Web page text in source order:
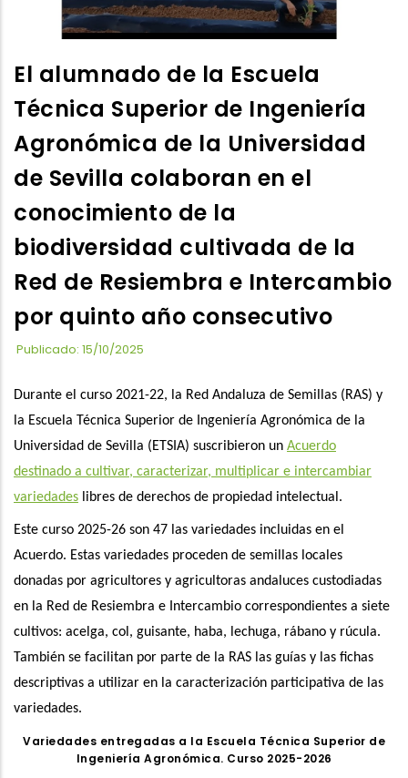
El alumnado de la Escuela
Técnica Superior de Ingeniería
Agronómica de la Universidad
de Sevilla colaboran en el
conocimiento de la
biodiversidad cultivada de la
Red de Resiembra e Intercambio
por quinto año consecutivo
Publicado: 15/10/2025
Durante el curso 2021-22, la Red Andaluza de Semillas (RAS) y
la Escuela Técnica Superior de Ingeniería Agronómica de la
Universidad de Sevilla (ETSIA) suscribieron un Acuerdo
destinado a cultivar, caracterizar, multiplicar e intercambiar
variedades libres de derechos de propiedad intelectual.
Este curso 2025-26 son 47 las variedades incluidas en el
Acuerdo. Estas variedades proceden de semillas locales
donadas por agricultores y agricultoras andaluces custodiadas
en la Red de Resiembra e Intercambio correspondientes a siete
cultivos: acelga, col, guisante, haba, lechuga, rábano y rúcula.
También se facilitan por parte de la RAS las guías y las fichas
descriptivas a utilizar en la caracterización participativa de las
variedades.
Variedades entregadas a la Escuela Técnica Superior de
Ingeniería Agronómica. Curso 2025-2026